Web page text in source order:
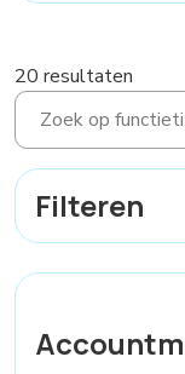
20 resultaten
Filteren